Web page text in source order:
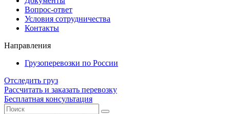
Вопрос-ответ
Условия сотрудничества
Контакты
Направления
Грузоперевозки по России
Отследить груз
Рассчитать и заказать перевозку
Бесплатная консультация